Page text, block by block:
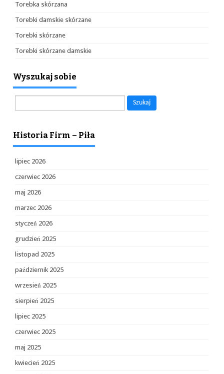
Torebka skórzana
Torebki damskie skórzane
Torebki skórzane
Torebki skórzane damskie
Wyszukaj sobie
Historia Firm – Piła
lipiec 2026
czerwiec 2026
maj 2026
marzec 2026
styczeń 2026
grudzień 2025
listopad 2025
październik 2025
wrzesień 2025
sierpień 2025
lipiec 2025
czerwiec 2025
maj 2025
kwiecień 2025